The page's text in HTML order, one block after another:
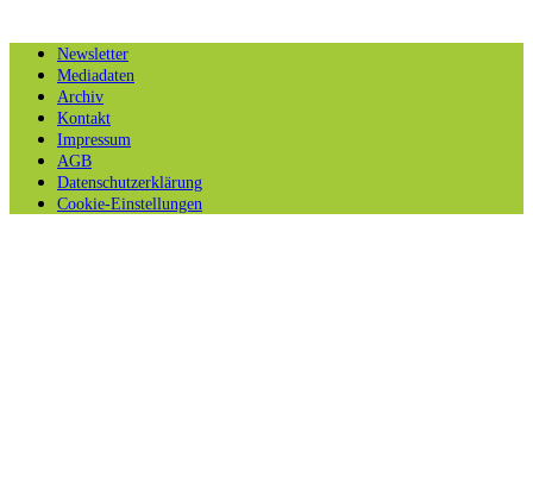
Newsletter
Mediadaten
Archiv
Kontakt
Impressum
AGB
Datenschutzerklärung
Cookie-Einstellungen